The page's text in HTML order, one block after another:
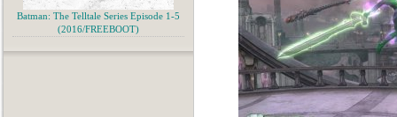
Batman: The Telltale Series Episode 1-5
(2016/FREEBOOT)